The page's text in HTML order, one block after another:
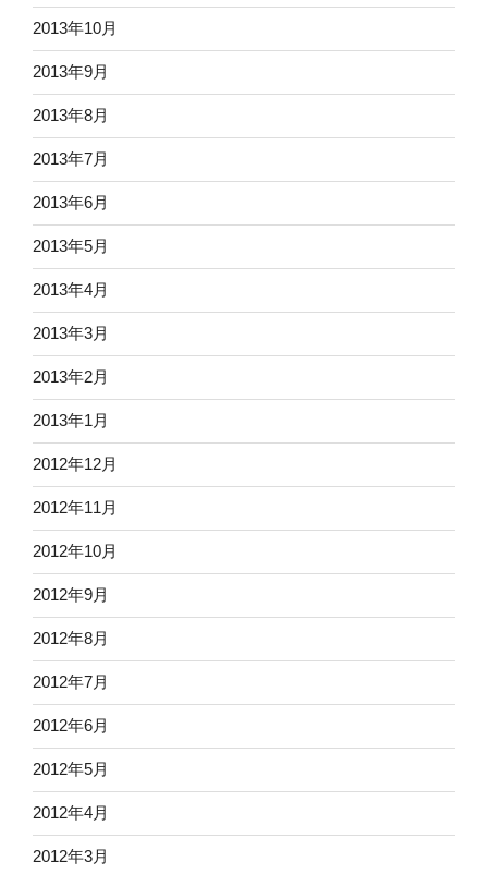
2013年10月
2013年9月
2013年8月
2013年7月
2013年6月
2013年5月
2013年4月
2013年3月
2013年2月
2013年1月
2012年12月
2012年11月
2012年10月
2012年9月
2012年8月
2012年7月
2012年6月
2012年5月
2012年4月
2012年3月